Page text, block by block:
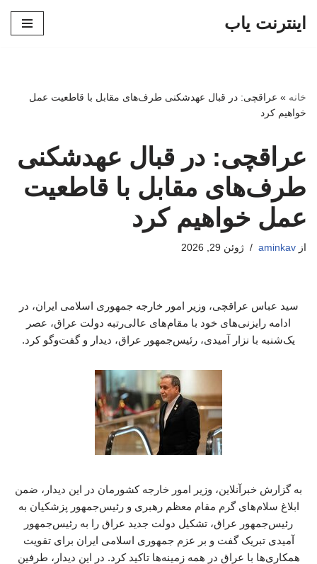
اینترنت یاب
خانه » عراقچی: در قبال عهدشکنی طرف‌های مقابل با قاطعیت عمل
خواهیم کرد
عراقچی: در قبال عهدشکنی
طرف‌های مقابل با قاطعیت
عمل خواهیم کرد
از aminkav ژوئن 29, 2026
سید عباس عراقچی، وزیر امور خارجه جمهوری اسلامی ایران، در
ادامه رایزنی‌های خود با مقام‌های عالی‌رتبه دولت عراق، عصر
یک‌شنبه با نزار آمیدی، رئیس‌جمهور عراق، دیدار و گفت‌وگو کرد.
به گزارش خبرآنلاین، وزیر امور خارجه کشورمان در این دیدار، ضمن
ابلاغ سلام‌های گرم مقام معظم رهبری و رئیس‌جمهور پزشکیان به
رئیس‌جمهور عراق، تشکیل دولت جدید عراق را به رئیس‌جمهور
آمیدی تبریک گفت و بر عزم جمهوری اسلامی ایران برای تقویت
همکاری‌ها با عراق در همه زمینه‌ها تاکید کرد. در این دیدار، طرفین